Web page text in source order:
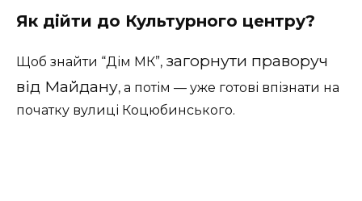
Як дійти до Культурного центру?
Щоб знайти “Дім МК”, загорнути праворуч
від Майдану, а потім — уже готові впізнати на
початку вулиці Коцюбинського.